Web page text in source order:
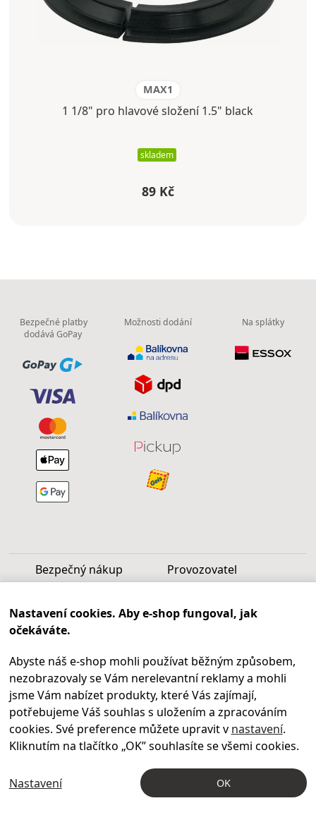
MAX1
1 1/8" pro hlavové složení 1.5" black
skladem
89 Kč
Bezpečné platby
dodává GoPay
Možnosti dodání Na splátky
Bezpečný nákup Provozovatel
Infolinka
Po - Pá 9.00 - 17.00
+420469 621 252
Kontakty
Kariéra
© 2004 – 2026
Nastavení cookies. Aby e-shop fungoval, jak
očekáváte.
Abyste náš e-shop mohli používat běžným způsobem,
nezobrazovaly se Vám nerelevantní reklamy a mohli
jsme Vám nabízet produkty, které Vás zajímají,
potřebujeme Váš souhlas s uložením a zpracováním
cookies. Své preference můžete upravit v nastavení.
Kliknutím na tlačítko „OK” souhlasíte se všemi cookies.
Nastavení OK